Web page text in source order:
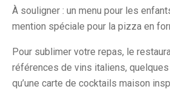
À souligner : un menu pour les
mention spéciale pour la pizza en
Pour sublimer votre repas, le
références de vins italiens,
qu’une carte de cocktails maison